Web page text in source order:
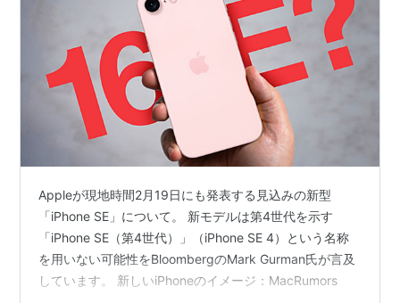
Appleが現地時間2月19日にも発表する見込みの新型
「iPhone SE」について。 新モデルは第4世代を示す
「iPhone SE（第4世代）」（iPhone SE 4）という名称
を用いない可能性をBloombergのMark Gurman氏が言及
しています。 新しいiPhoneのイメージ：MacRumors